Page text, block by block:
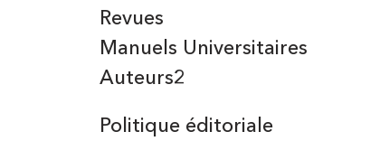
Auteurs2
Manuels Universitaires
Revues
Politique éditoriale